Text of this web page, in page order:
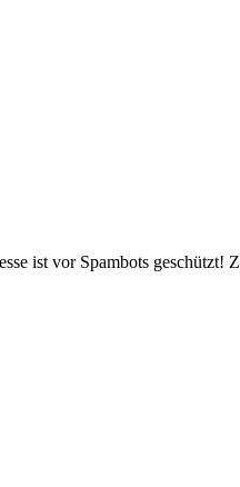
ist vor Spambots geschützt!